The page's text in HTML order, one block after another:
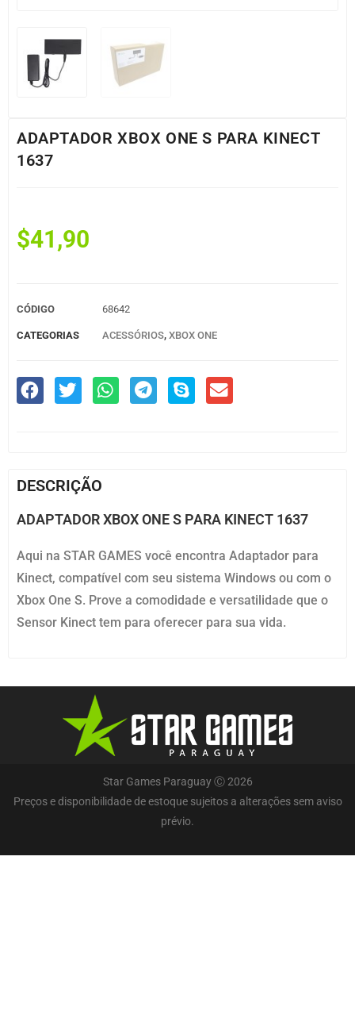
ADAPTADOR XBOX ONE S PARA KINECT
1637
$41,90
CÓDIGO 68642
CATEGORIAS ACESSÓRIOS, XBOX ONE
DESCRIÇÃO
ADAPTADOR XBOX ONE S PARA KINECT 1637
Aqui na STAR GAMES você encontra Adaptador para
Kinect, compatível com seu sistema Windows ou com o
Xbox One S. Prove a comodidade e versatilidade que o
Sensor Kinect tem para oferecer para sua vida.
Star Games Paraguay Ⓒ 2026
Preços e disponibilidade de estoque sujeitos a alterações sem aviso
prévio.